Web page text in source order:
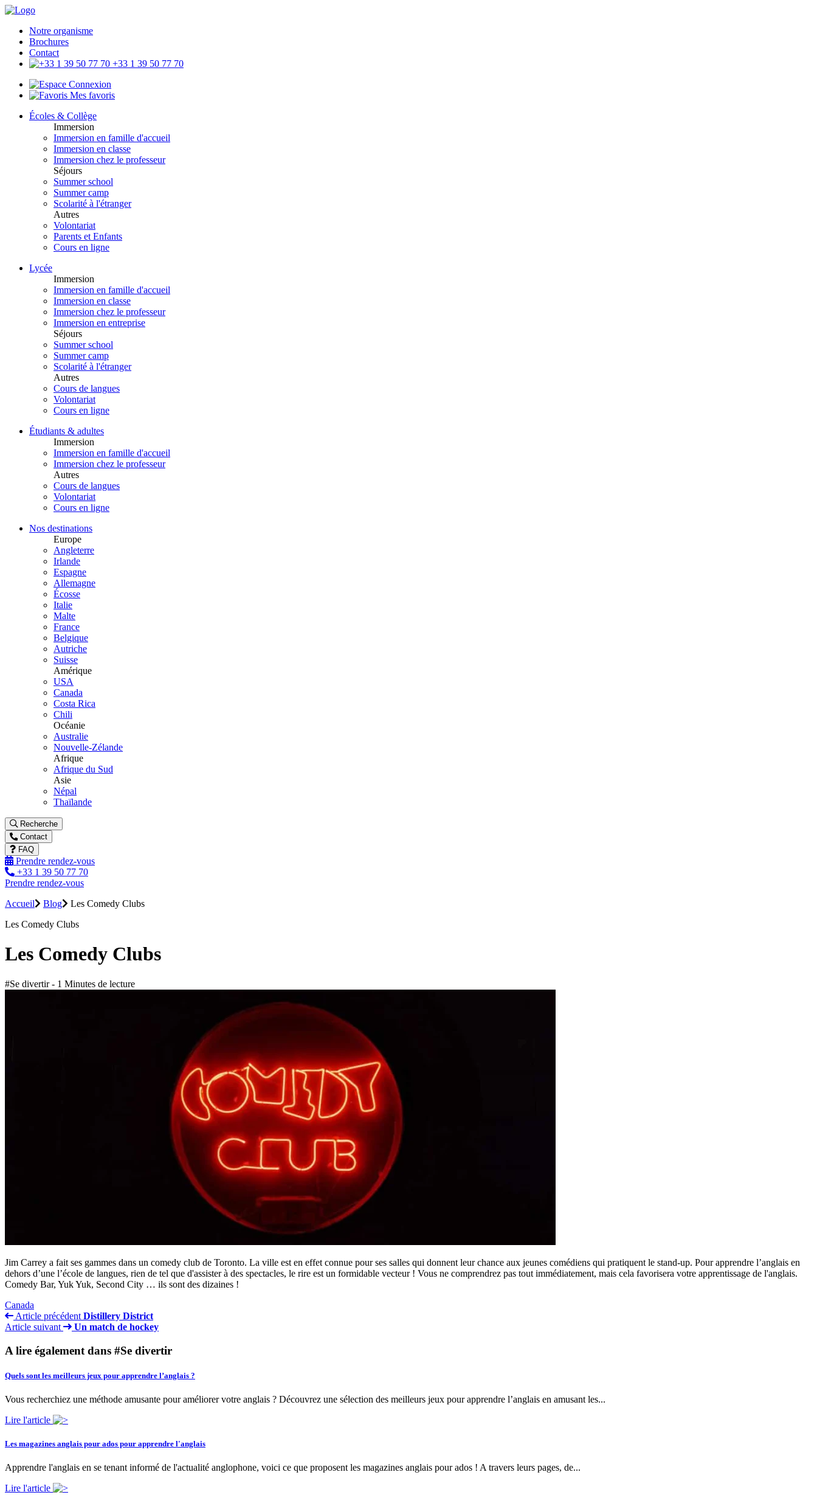
Notre organisme
Brochures
Contact
+33 1 39 50 77 70
Connexion
Mes favoris
Écoles & Collège
Immersion
Immersion en famille d'accueil
Immersion en classe
Immersion chez le professeur
Séjours
Summer school
Summer camp
Scolarité à l'étranger
Autres
Volontariat
Parents et Enfants
Cours en ligne
Lycée
Immersion
Immersion en famille d'accueil
Immersion en classe
Immersion chez le professeur
Immersion en entreprise
Séjours
Summer school
Summer camp
Scolarité à l'étranger
Autres
Cours de langues
Volontariat
Cours en ligne
Étudiants & adultes
Immersion
Immersion en famille d'accueil
Immersion chez le professeur
Autres
Cours de langues
Volontariat
Cours en ligne
Nos destinations
Europe
Angleterre
Irlande
Espagne
Allemagne
Écosse
Italie
Malte
France
Belgique
Autriche
Suisse
Amérique
USA
Canada
Costa Rica
Chili
Océanie
Australie
Nouvelle-Zélande
Afrique
Afrique du Sud
Asie
Népal
Thaïlande
Recherche
Contact
FAQ
Prendre rendez-vous
+33 1 39 50 77 70
Prendre rendez-vous
Accueil
Blog
Les Comedy Clubs
Les Comedy Clubs
Les Comedy Clubs
#Se divertir - 1 Minutes de lecture
Jim Carrey a fait ses gammes dans un comedy club de Toronto. La ville est en effet connue pour ses salles qui donnent leur chance aux jeunes comédiens qui pratiquent le stand-up. Pour apprendre l’anglais en
dehors d’une l’école de langues, rien de tel que d'assister à des spectacles, le rire est un formidable vecteur ! Vous ne comprendrez pas tout immédiatement, mais cela favorisera votre apprentissage de l'anglais.
Comedy Bar, Yuk Yuk, Second City … ils sont des dizaines !
Canada
Article précédent Distillery District
Article suivant
Un match de hockey
A lire également dans #Se divertir
Quels sont les meilleurs jeux pour apprendre l’anglais ?
Vous recherchiez une méthode amusante pour améliorer votre anglais ? Découvrez une sélection des meilleurs jeux pour apprendre l’anglais en amusant les...
Lire l'article
Les magazines anglais pour ados pour apprendre l'anglais
Apprendre l'anglais en se tenant informé de l'actualité anglophone, voici ce que proposent les magazines anglais pour ados ! A travers leurs pages, de...
Lire l'article